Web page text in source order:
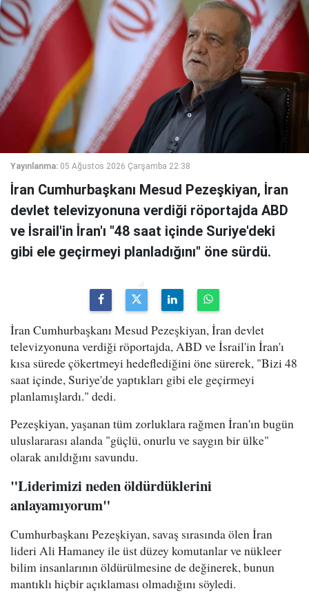
Yayınlanma: 05 Ağustos 2026 Çarşamba 22:38
İran Cumhurbaşkanı Mesud Pezeşkiyan, İran
devlet televizyonuna verdiği röportajda ABD
ve İsrail'in İran'ı "48 saat içinde Suriye'deki
gibi ele geçirmeyi planladığını" öne sürdü.
İran Cumhurbaşkanı Mesud Pezeşkiyan, İran devlet
televizyonuna verdiği röportajda, ABD ve İsrail'in İran'ı
kısa sürede çökertmeyi hedeflediğini öne sürerek, "Bizi 48
saat içinde, Suriye'de yaptıkları gibi ele geçirmeyi
planlamışlardı." dedi.
Pezeşkiyan, yaşanan tüm zorluklara rağmen İran'ın bugün
uluslararası alanda "güçlü, onurlu ve saygın bir ülke"
olarak anıldığını savundu.
"Liderimizi neden öldürdüklerini
anlayamıyorum"
Cumhurbaşkanı Pezeşkiyan, savaş sırasında ölen İran
lideri Ali Hamaney ile üst düzey komutanlar ve nükleer
bilim insanlarının öldürülmesine de değinerek, bunun
mantıklı hiçbir açıklaması olmadığını söyledi.